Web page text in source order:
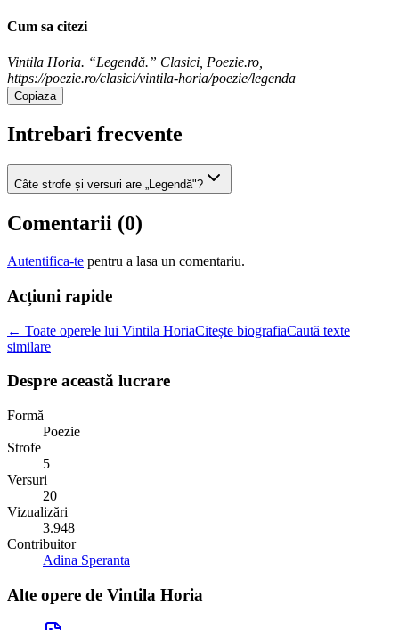
Cum sa citezi
Vintila Horia. “Legendă.” Clasici, Poezie.ro,
https://poezie.ro/clasici/vintila-horia/poezie/legenda
Copiaza
Intrebari frecvente
Câte strofe și versuri are „Legendă"?
Comentarii (0)
Autentifica-te pentru a lasa un comentariu.
Acțiuni rapide
← Toate operele lui Vintila HoriaCitește biografiaCaută texte
similare
Despre această lucrare
Formă
Poezie
Strofe
5
Versuri
20
Vizualizări
3.948
Contribuitor
Adina Speranta
Alte opere de Vintila Horia